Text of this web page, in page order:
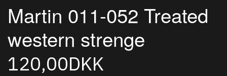
Martin 011-052 Treated
western strenge
120,00DKK